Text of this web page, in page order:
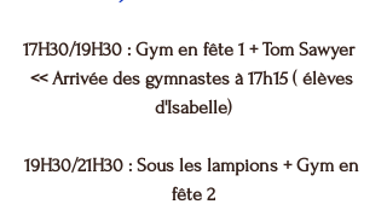
17H30/19H30 : Gym en fête 1 + Tom Sawyer
<< Arrivée des gymnastes à 17h15 ( élèves
d'Isabelle)
19H30/21H30 : Sous les lampions + Gym en
fête 2